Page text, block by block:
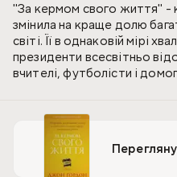
"За кермом свого життя" -
змінила на краще долю
світі. Її в однаковій мірі
президенти всесвітньо
вчителі, футболісти і
формі, що вони
мозку, аби сплисти
у його житті виникне
Для тих, хто шукає